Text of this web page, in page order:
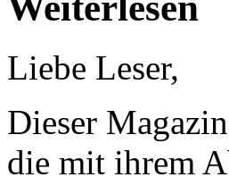
Liebe Leser,
Dieser
die mit ihrem